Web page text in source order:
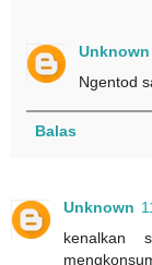
Unknown
Ngentod
Balas
Unknown
kenalkan